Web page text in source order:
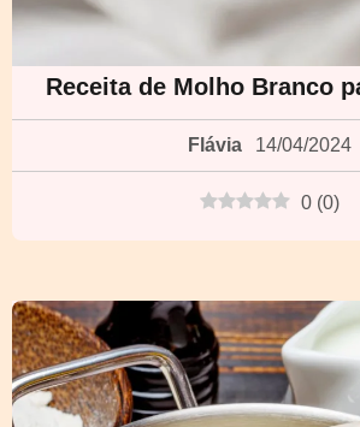
Receita de Molho Branco
Flávia 14/04/2024
0 (0)